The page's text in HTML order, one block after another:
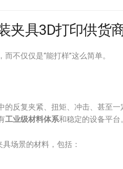
夹具3D打印供货
不仅仅是“能打样”这么简单。
的反复夹紧、扭矩、冲击、甚至
工业级材料体系和稳定的设备平台。
场景的材料，包括：